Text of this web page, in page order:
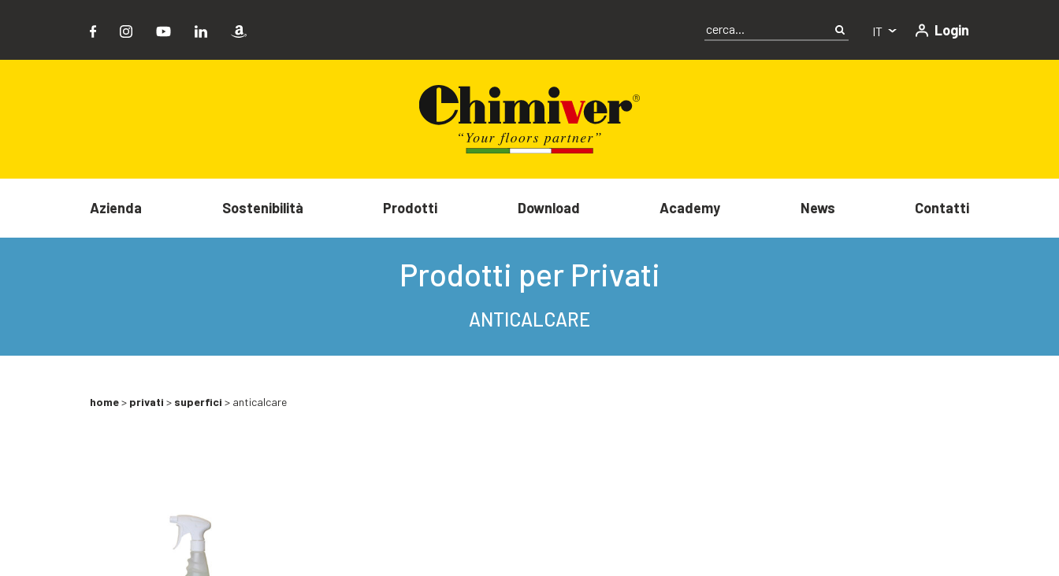
IT Login
Azienda Sostenibilità Prodotti Download Academy News Contatti
Prodotti per Privati
ANTICALCARE
home> privati > superfici > anticalcare